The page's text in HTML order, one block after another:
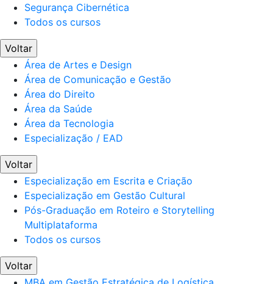
Segurança Cibernética
Todos os cursos
Voltar
Área de Artes e Design
Área de Comunicação e Gestão
Área do Direito
Área da Saúde
Área da Tecnologia
Especialização / EAD
Voltar
Especialização em Escrita e Criação
Especialização em Gestão Cultural
Pós-Graduação em Roteiro e Storytelling
Multiplataforma
Todos os cursos
Voltar